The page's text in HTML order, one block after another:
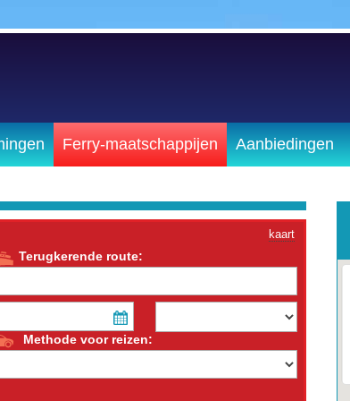
Ferry-maatschappijen Aanbiedingen